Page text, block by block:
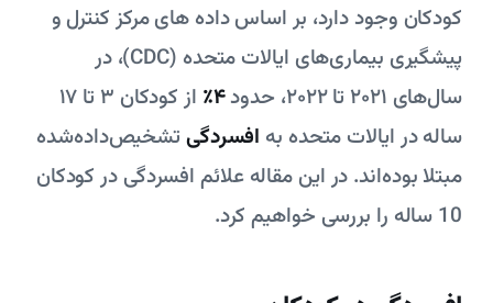
کودکان وجود دارد، بر اساس داده‌ های مرکز کنترل و
پیشگیری بیماری‌های ایالات متحده (CDC)، در
سال‌های ۲۰۲۱ تا ۲۰۲۲، حدود
۴٪
از کودکان ۳ تا ۱۷
ساله در ایالات متحده به افسردگی تشخیص‌داده‌شده
مبتلا بوده‌اند. در این مقاله علائم افسردگی در کودکان
10 ساله را بررسی خواهیم کرد.